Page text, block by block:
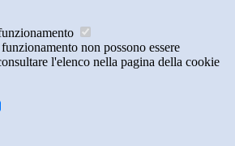
non possono essere
l'elenco nella pagina della cookie